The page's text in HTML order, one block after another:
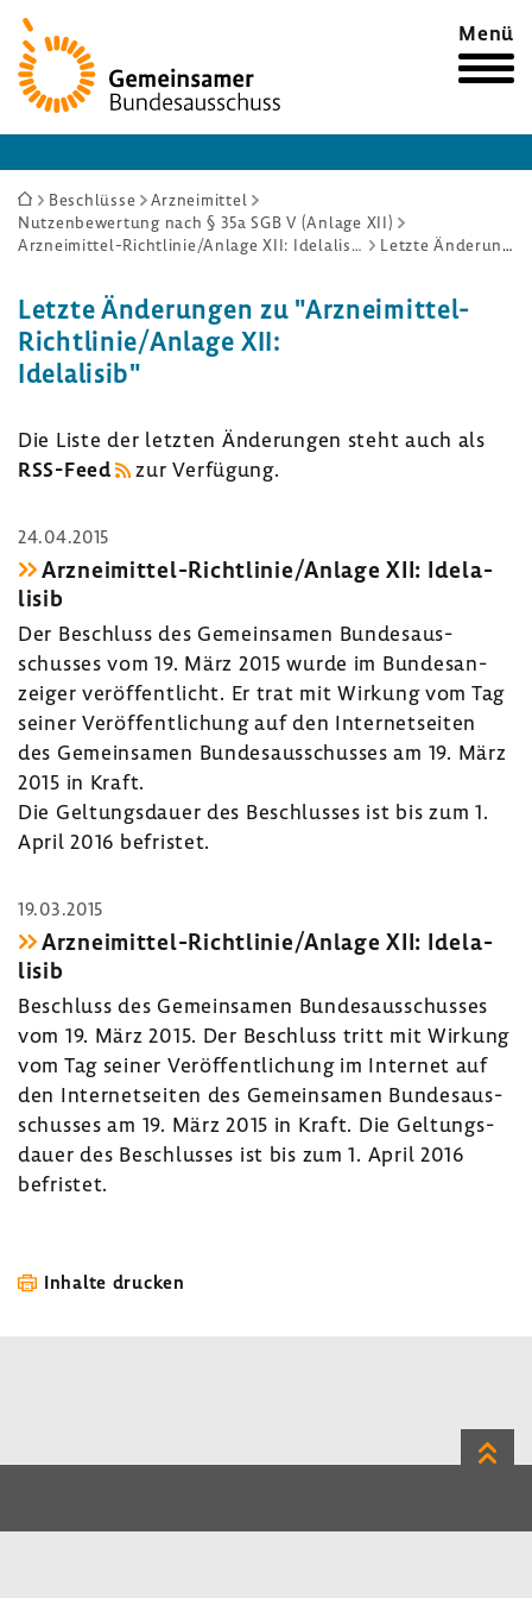
Zur
Startseite
Menü
Sie
sind
Beschlüsse
Arzneimittel
Nutzenbewertung nach § 35a SGB V (Anlage XII)
Arzneimittel-Richtlinie/Anlage XII: Idelalisib
Letzte Änderungen
Letzte Ände­rungen zu "Arzneimittel-​
Richtlinie/Anlage XII:
Idela­lisib"
Die Liste der letzten Ände­rungen steht auch als
RSS-​Feed
zur Verfü­gung.
24.04.2015
Arzneimittel-​Richtlinie/Anlage XII: Idela­
lisib
Der Beschluss des Gemein­samen Bundes­aus­
schusses vom 19. März 2015 wurde im Bundes­an­
zeiger veröf­fent­licht. Er trat mit Wirkung vom Tag
seiner Veröf­fent­li­chung auf den Inter­net­seiten
des Gemein­samen Bundes­aus­schusses am 19. März
2015 in Kraft.
Die Geltungs­dauer des Beschlusses ist bis zum 1.
April 2016 befristet.
19.03.2015
Arzneimittel-​Richtlinie/Anlage XII: Idela­
lisib
Beschluss des Gemein­samen Bundes­aus­schusses
vom 19. März 2015. Der Beschluss tritt mit Wirkung
vom Tag seiner Veröf­fent­li­chung im Internet auf
den Inter­net­seiten des Gemein­samen Bundes­aus­
schusses am 19. März 2015 in Kraft. Die Geltungs­
dauer des Beschlusses ist bis zum 1. April 2016
befristet.
Inhalte drucken
Zum